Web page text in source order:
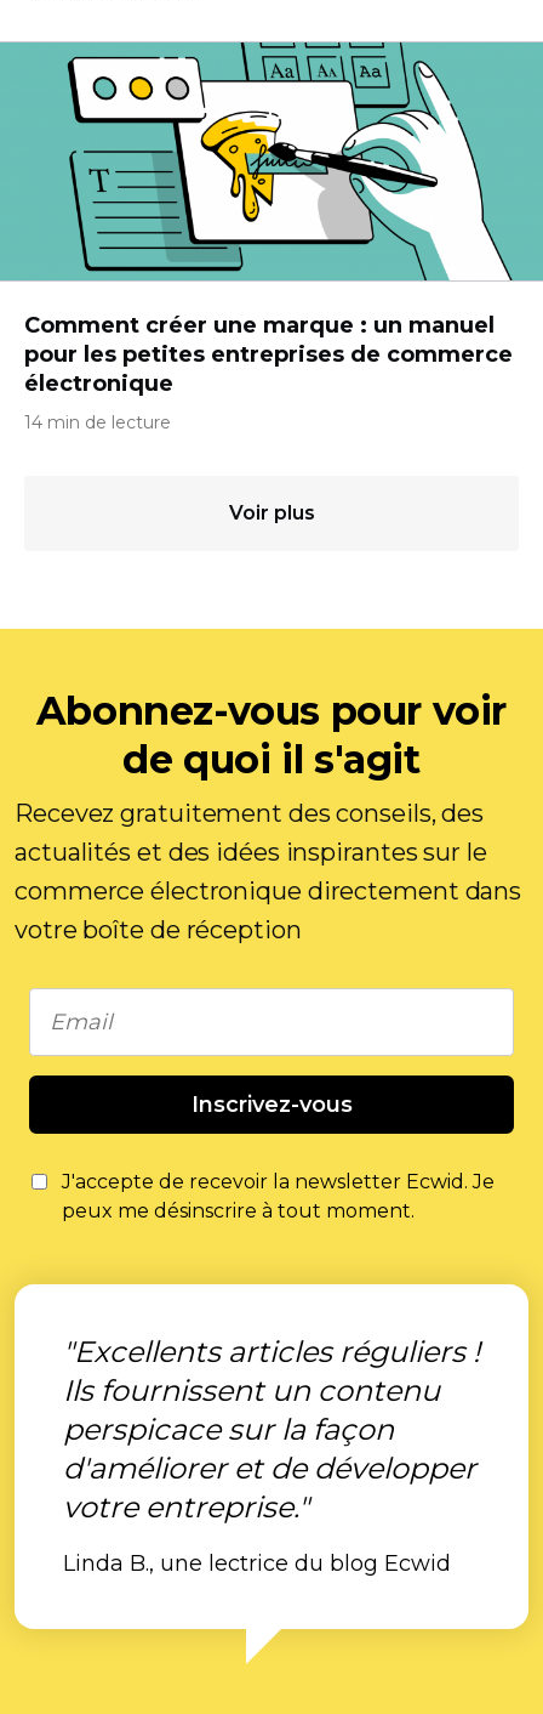
Comment créer une marque : un manuel
pour les petites entreprises de commerce
électronique
14 min de lecture
Voir plus
Abonnez-vous pour voir
de quoi il s'agit
Recevez gratuitement des conseils, des
actualités et des idées inspirantes sur le
commerce électronique directement dans
votre boîte de réception
Inscrivez-vous
J'accepte de recevoir la newsletter Ecwid. Je
peux me désinscrire à tout moment.
"Excellents articles réguliers !
Ils fournissent un contenu
perspicace sur la façon
d'améliorer et de développer
votre entreprise."
Linda B., une lectrice du blog Ecwid